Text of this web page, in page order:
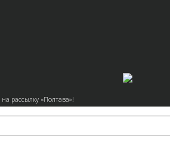
рассылку «Полтава»!